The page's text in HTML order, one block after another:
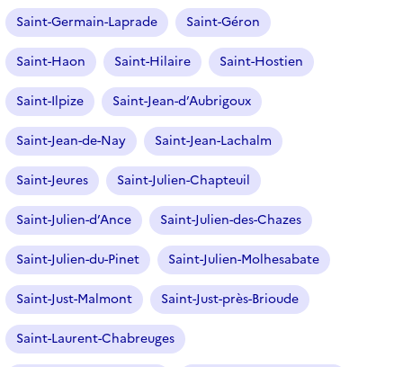
Saint-Germain-Laprade Saint-Géron
Saint-Haon Saint-Hilaire Saint-Hostien
Saint-Ilpize Saint-Jean-d’Aubrigoux
Saint-Jean-de-Nay Saint-Jean-Lachalm
Saint-Jeures Saint-Julien-Chapteuil
Saint-Julien-d’Ance Saint-Julien-des-Chazes
Saint-Julien-du-Pinet Saint-Julien-Molhesabate
Saint-Just-Malmont Saint-Just-près-Brioude
Saint-Laurent-Chabreuges